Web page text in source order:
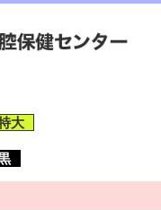
大